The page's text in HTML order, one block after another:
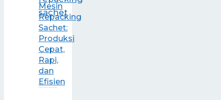
Mesin
Repacking
Sachet:
Produksi
Cepat,
Rapi,
dan
Efisien